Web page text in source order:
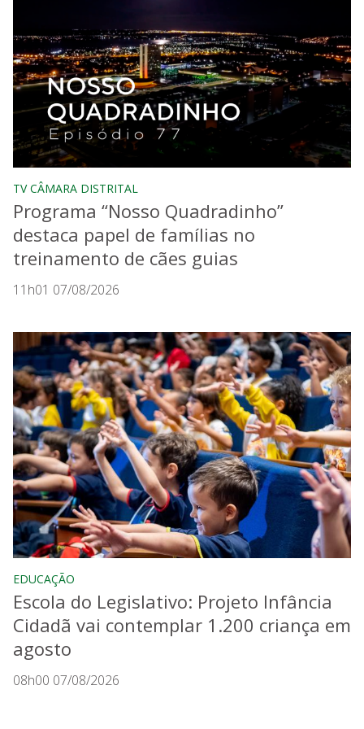
TV CÂMARA DISTRITAL
Programa “Nosso Quadradinho”
destaca papel de famílias no
treinamento de cães guias
11h01 07/08/2026
EDUCAÇÃO
Escola do Legislativo: Projeto Infância
Cidadã vai contemplar 1.200 criança em
agosto
08h00 07/08/2026